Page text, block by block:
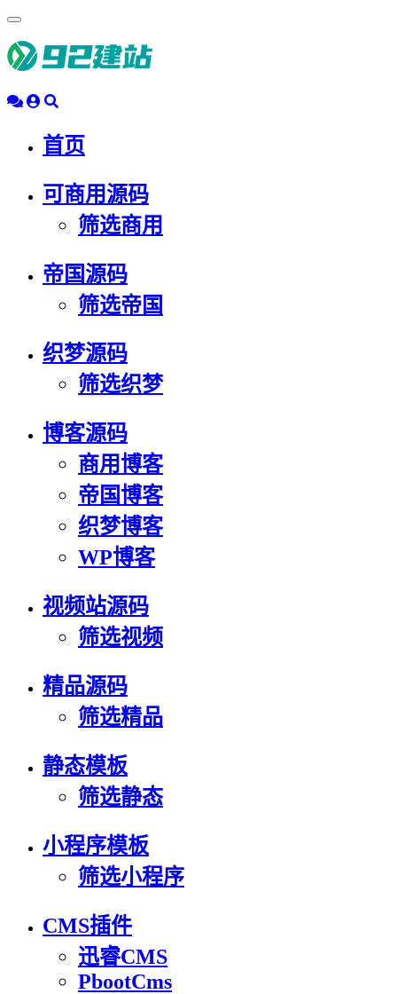
动
导
首页
可商用源码
筛选商用
帝国源码
筛选帝国
织梦源码
筛选织梦
博客源码
商用博客
帝国博客
织梦博客
WP博客
视频站源码
筛选视频
精品源码
筛选精品
静态模板
筛选静态
小程序模板
筛选小程序
CMS插件
迅睿CMS
PbootCms